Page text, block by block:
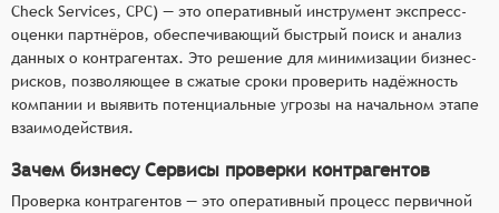
реестров в едином интерфейсе,
автоматизированная проверка наличия
судебных дел и исполнительных производств с
выделением критичных категорий,
экспресс‑анализ признаков неблагонадёжности
учредителей) с цветовой индикацией риска,
оперативный поиск по санкционным спискам и
Check Services, CPC) — это оперативный инструмент экспресс-
оценки партнёров, обеспечивающий быстрый поиск и анализ
данных о контрагентах. Это решение для минимизации бизнес-
рисков, позволяющее в сжатые сроки проверить надёжность
компании и выявить потенциальные угрозы на начальном этапе
взаимодействия.
Зачем бизнесу Сервисы проверки контрагентов
Проверка контрагентов — это оперативный процесс первичной